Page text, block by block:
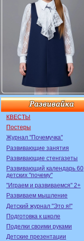
КВЕСТЫ
Постеры
Журнал "Почемучка"
Развивающие занятия
Развивающие стенгазеты
Развивающий календарь 60
детских "почему"
"Играем и развиваемся" 2+
Развиваем мышление
Детский журнал "Это я!"
Подготовка к школе
Поделки своими руками
Детские презентации